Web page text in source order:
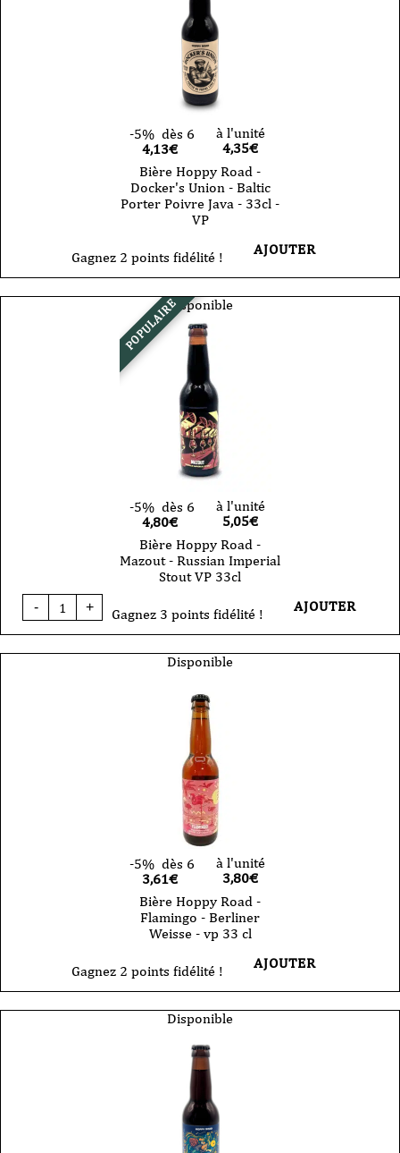
-5% dès 6
4,13€
à l'unité
4,35€
Bière Hoppy Road -
Docker's Union - Baltic
Porter Poivre Java - 33cl -
VP
Gagnez 2 points fidélité ! AJOUTER
POPULAIREDisponible
-5% dès 6
4,80€
à l'unité
5,05€
Bière Hoppy Road -
Mazout - Russian Imperial
Stout VP 33cl
-
quantité
de
Road
+ Gagnez 3 points fidélité ! AJOUTER
Disponible
-5% dès 6
3,61€
à l'unité
3,80€
Bière Hoppy Road -
Flamingo - Berliner
Weisse - vp 33 cl
Gagnez 2 points fidélité ! AJOUTER
Disponible